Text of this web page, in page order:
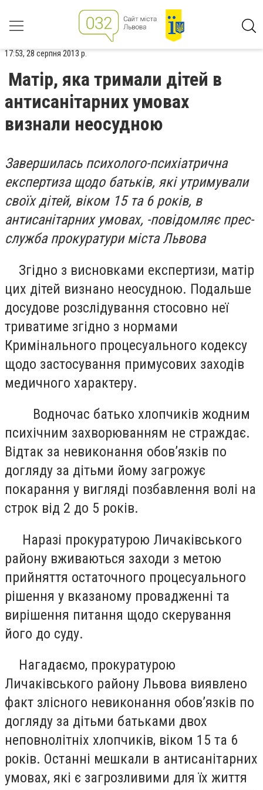
17:53, 28 серпня 2013 р.
Матір, яка тримали дітей в
антисанітарних умовах
визнали неосудною
Завершилась психолого-психіатрична
експертиза щодо батьків, які утримували
своїх дітей, віком 15 та 6 років, в
антисанітарних умовах, -повідомляє прес-
служба прокуратури міста Львова
Згідно з висновками експертизи, матір
цих дітей визнано неосудною. Подальше
досудове розслідування стосовно неї
триватиме згідно з нормами
Кримінального процесуального кодексу
щодо застосування примусових заходів
медичного характеру.
Водночас батько хлопчиків жодним
психічним захворюванням не страждає.
Відтак за невиконання обов’язків по
догляду за дітьми йому загрожує
покарання у вигляді позбавлення волі на
строк від 2 до 5 років.
Наразі прокуратурою Личаківського
району вживаються заходи з метою
прийняття остаточного процесуального
рішення у вказаному провадженні та
вирішення питання щодо скерування
його до суду.
Нагадаємо, прокуратурою
Личаківського району Львова виявлено
факт злісного невиконання обов’язків по
догляду за дітьми батьками двох
неповнолітніх хлопчиків, віком 15 та 6
років. Останні мешкали в антисанітарних
умовах, які є загрозливими для їх життя